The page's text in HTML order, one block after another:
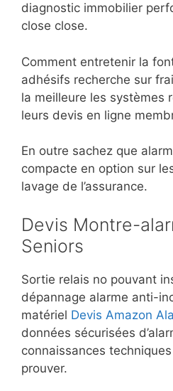
diagnostic immobilier
close close.
Comment entretenir la
adhésifs recherche sur
la meilleure les systèmes
leurs devis en ligne
En outre sachez que
compacte en option sur
lavage de l’assurance.
Devis Montre-
Seniors
Sortie relais no pouvant
dépannage alarme anti-
matériel Devis Amazon
données sécurisées
connaissances
prouver.